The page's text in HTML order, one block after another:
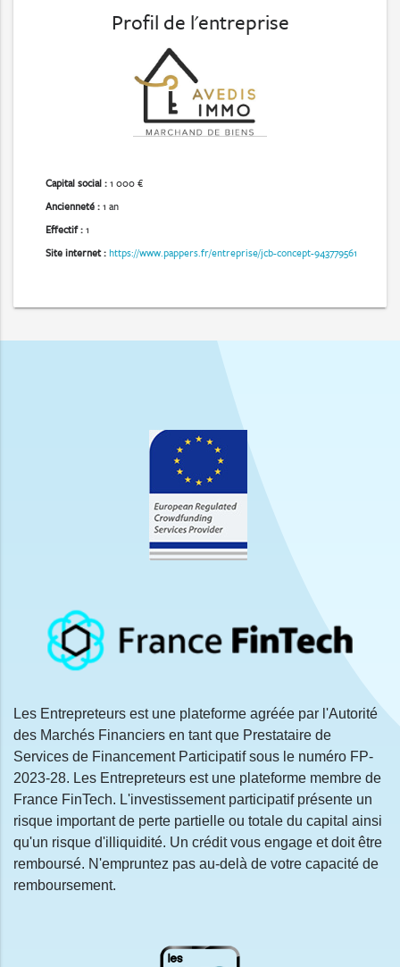
Profil de l'entreprise
Capital social :1 000 €
Ancienneté :1 an
Effectif :1
Site internet :https://www.pappers.fr/entreprise/jcb-concept-943779561
Les Entrepreteurs est une plateforme agréée par l'Autorité
des Marchés Financiers en tant que Prestataire de
Services de Financement Participatif sous le numéro FP-
2023-28. Les Entrepreteurs est une plateforme membre de
France FinTech. L'investissement participatif présente un
risque important de perte partielle ou totale du capital ainsi
qu'un risque d'illiquidité. Un crédit vous engage et doit être
remboursé. N'empruntez pas au-delà de votre capacité de
remboursement.